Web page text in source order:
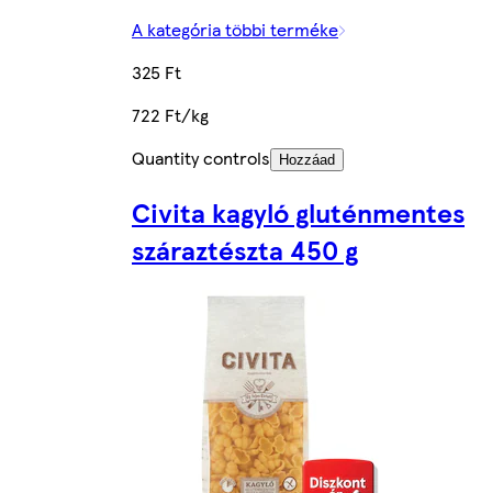
A kategória többi terméke
325 Ft
722 Ft/kg
Quantity controls
Hozzáad
Civita kagyló gluténmentes
száraztészta 450 g